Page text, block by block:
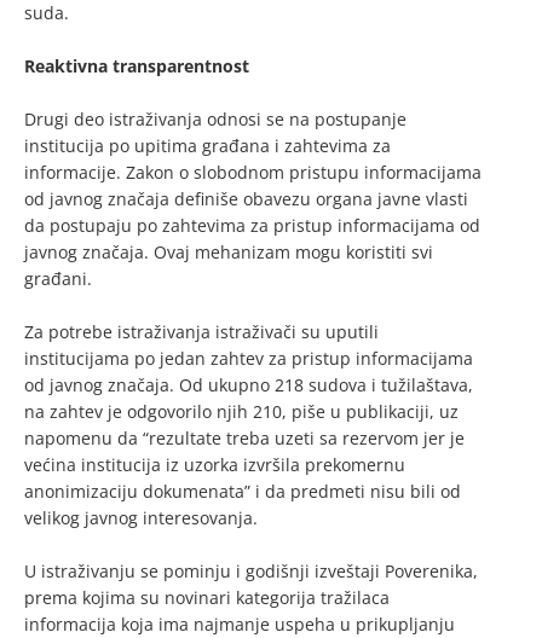
suda.
Reaktivna transparentnost
Drugi deo istraživanja odnosi se na postupanje
institucija po upitima građana i zahtevima za
informacije. Zakon o slobodnom pristupu informacijama
od javnog značaja definiše obavezu organa javne vlasti
da postupaju po zahtevima za pristup informacijama od
javnog značaja. Ovaj mehanizam mogu koristiti svi
građani.
Za potrebe istraživanja istraživači su uputili
institucijama po jedan zahtev za pristup informacijama
od javnog značaja. Od ukupno 218 sudova i tužilaštava,
na zahtev je odgovorilo njih 210, piše u publikaciji, uz
napomenu da “rezultate treba uzeti sa rezervom jer je
većina institucija iz uzorka izvršila prekomernu
anonimizaciju dokumenata” i da predmeti nisu bili od
velikog javnog interesovanja.
U istraživanju se pominju i godišnji izveštaji Poverenika,
prema kojima su novinari kategorija tražilaca
informacija koja ima najmanje uspeha u prikupljanju